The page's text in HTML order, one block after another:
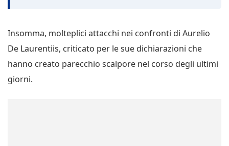
Insomma, molteplici attacchi nei confronti di Aurelio
De Laurentiis, criticato per le sue dichiarazioni che
hanno creato parecchio scalpore nel corso degli ultimi
giorni.